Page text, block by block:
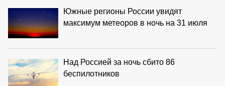
Южные регионы России увидят
максимум метеоров в ночь на 31 июля
Над Россией за ночь сбито 86
беспилотников